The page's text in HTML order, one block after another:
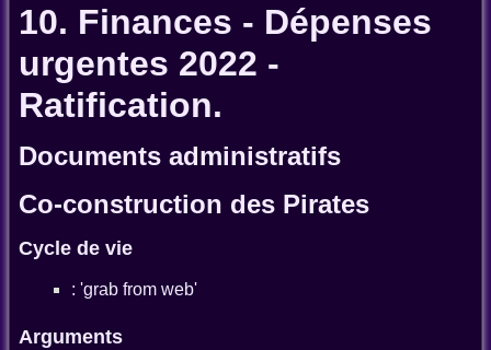
10. Finances - Dépenses
urgentes 2022 -
Ratification.
Documents administratifs
Co-construction des Pirates
Cycle de vie
: 'grab from web'
Arguments